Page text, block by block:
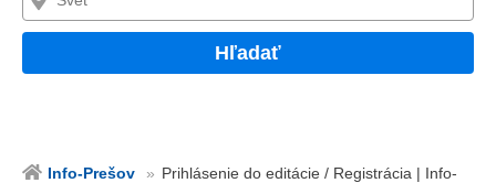
Hľadať
Info-Prešov
Prihlásenie do editácie / Registrácia | Info-